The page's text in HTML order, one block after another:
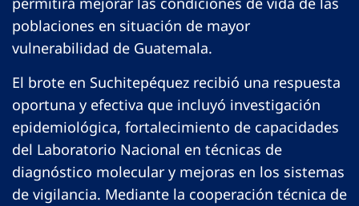
poblaciones en situación de mayor
vulnerabilidad de Guatemala.
El brote en Suchitepéquez recibió una respuesta
oportuna y efectiva que incluyó investigación
epidemiológica, fortalecimiento de capacidades
del Laboratorio Nacional en técnicas de
diagnóstico molecular y mejoras en los sistemas
de vigilancia. Mediante la cooperación técnica de